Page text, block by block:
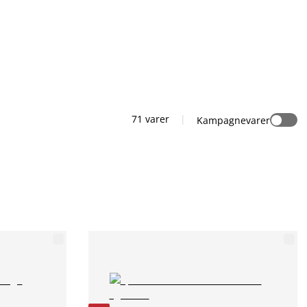
71 varer | Kampagnevarer